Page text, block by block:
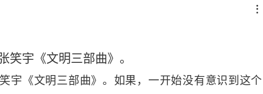
笑宇《文明三部曲》。
宇《文明三部曲》。如果，一开始没有意识到这个